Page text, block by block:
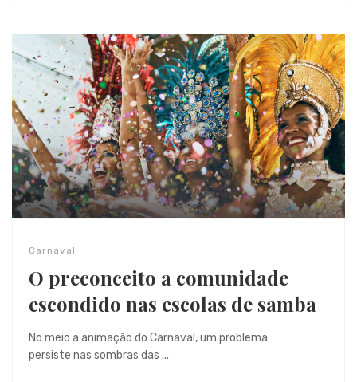
Carnaval
O preconceito a comunidade
escondido nas escolas de samba
No meio a animação do Carnaval, um problema
persiste nas sombras das ...